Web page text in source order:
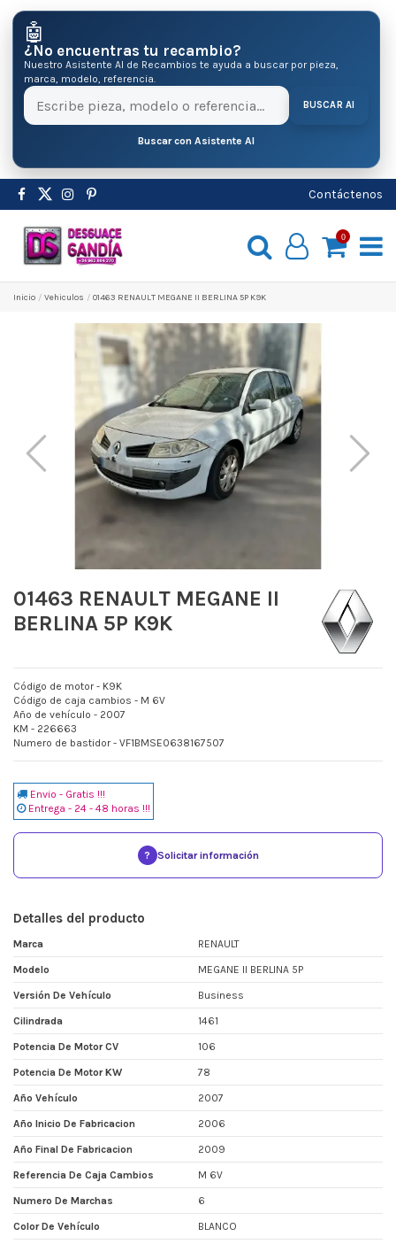
🤖
¿No encuentras tu recambio?
Nuestro Asistente AI de Recambios te ayuda a buscar por pieza,
marca, modelo, referencia.
BUSCAR AI
Buscar con Asistente AI
Contáctenos
0
Inicio Vehiculos 01463 RENAULT MEGANE II BERLINA 5P K9K
01463 RENAULT MEGANE II
BERLINA 5P K9K
Código de motor - K9K
Código de caja cambios - M 6V
Año de vehículo - 2007
KM - 226663
Numero de bastidor - VF1BMSE0638167507
Envio - Gratis !!!
Entrega - 24 - 48 horas !!!
? Solicitar información
Detalles del producto
Marca RENAULT
Modelo MEGANE II BERLINA 5P
Versión De Vehículo Business
Cilindrada 1461
Potencia De Motor CV 106
Potencia De Motor KW 78
Año Vehículo 2007
Año Inicio De Fabricacion 2006
Año Final De Fabricacion 2009
Referencia De Caja Cambios M 6V
Numero De Marchas 6
Color De Vehículo BLANCO